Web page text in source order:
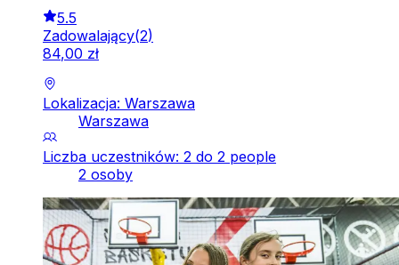
5.5
Zadowalający(2)
84,00 zł
Lokalizacja: Warszawa
Warszawa
Liczba uczestników: 2 do 2 people
2 osoby